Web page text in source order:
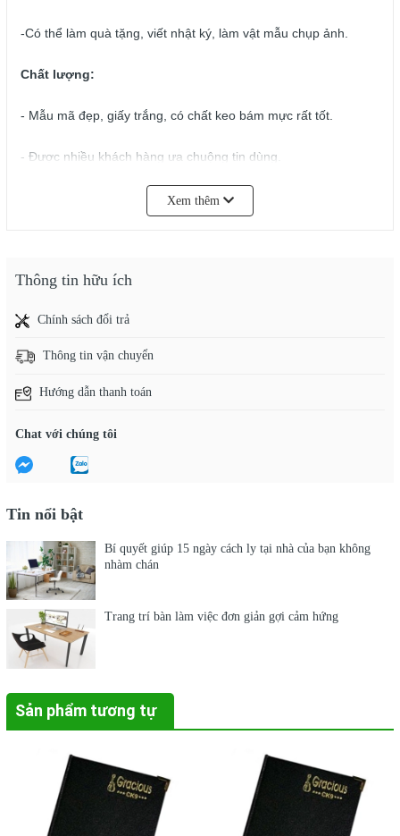
-Có thể làm quà tặng, viết nhật ký, làm vật mẫu chụp ảnh.
Chất lượng:
- Mẫu mã đẹp, giấy trắng, có chất keo bám mực rất tốt.
- Được nhiều khách hàng ưa chuộng tin dùng.
- Đầy đủ nhãn mác. đóng gói kỹ lượng, được kiểm duyệt chất
lượng kỹ càng trước khi được bán ra ngoài thị trường.
xa nguồn nhiệt, dầu mỡ.
Xem thêm
Thông tin hữu ích
Chính sách đổi trả
Thông tin vận chuyển
Hướng dẫn thanh toán
Chat với chúng tôi
Tin nổi bật
Bí quyết giúp 15 ngày cách ly tại nhà của bạn không
nhàm chán
Trang trí bàn làm việc đơn giản gợi cảm hứng
Sản phẩm tương tự